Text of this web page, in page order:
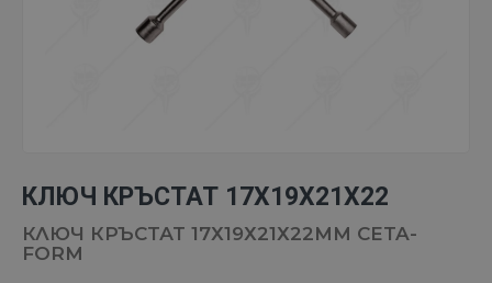
КЛЮЧ КРЪСТАТ 17Х19Х21Х22
КЛЮЧ КРЪСТАТ 17Х19Х21Х22ММ CETA-
FORM